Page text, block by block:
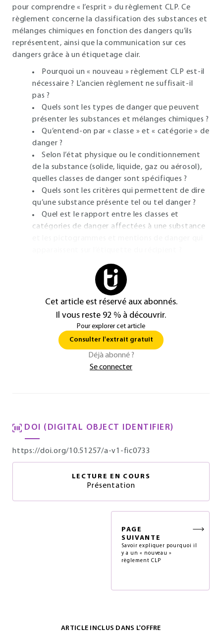
pour comprendre « l’esprit » du règlement CLP. Ce
règlement concerne la classification des substances et
mélanges chimiques en fonction des dangers qu’ils
représentent, ainsi que la communication sur ces
dangers grâce à un étiquetage clair.
Pourquoi un « nouveau » règlement CLP est-il
nécessaire ? L’ancien règlement ne suffisait-il
pas ?
Quels sont les types de danger que peuvent
présenter les substances et mélanges chimiques ?
Qu’entend-on par « classe » et « catégorie » de
danger ?
Selon l’état physique ou le conditionnement
de la substance (solide, liquide, gaz ou aérosol),
quelles classes de danger sont spécifiques ?
Quels sont les critères qui permettent de dire
qu’une substance présente tel ou tel danger ?
Quel est le rapport entre les classes et
catégories de danger affectées à une substance
Cet article est réservé aux abonnés.
Il vous reste 92 % à découvrir.
Pour explorer cet article
Consulter l'extrait gratuit
Déjà abonné ?
Se connecter
DOI (DIGITAL OBJECT IDENTIFIER)
https://doi.org/10.51257/a-v1-fic0733
LECTURE EN COURS
Présentation
PAGE
SUIVANTE
Savoir expliquer pourquoi il
y a un « nouveau »
règlement CLP
ARTICLE INCLUS DANS L'OFFRE